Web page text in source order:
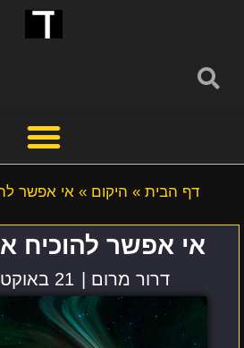
דף הבית » היקום »אי אפשר
אי אפשר להוכיח
דרור מרום | 21 באוקטובר, 2024